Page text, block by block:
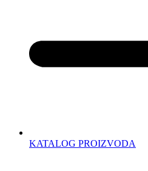
KATALOG PROIZVODA